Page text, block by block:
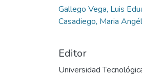
Gallego Vega, Luis
Casadiego, Maria
Editor
Universidad